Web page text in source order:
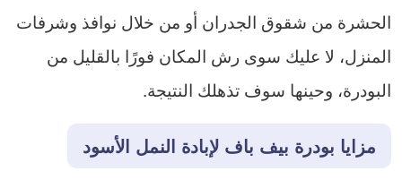
الحشرة من شقوق الجدران أو من خلال نوافذ وشرفات
المنزل، لا عليك سوى رش المكان فورًا بالقليل من
البودرة، وحينها سوف تذهلك النتيجة.
مزايا بودرة بيف باف لإبادة النمل الأسود